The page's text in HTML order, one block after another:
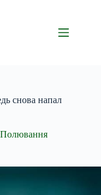
снова напал
Полювання